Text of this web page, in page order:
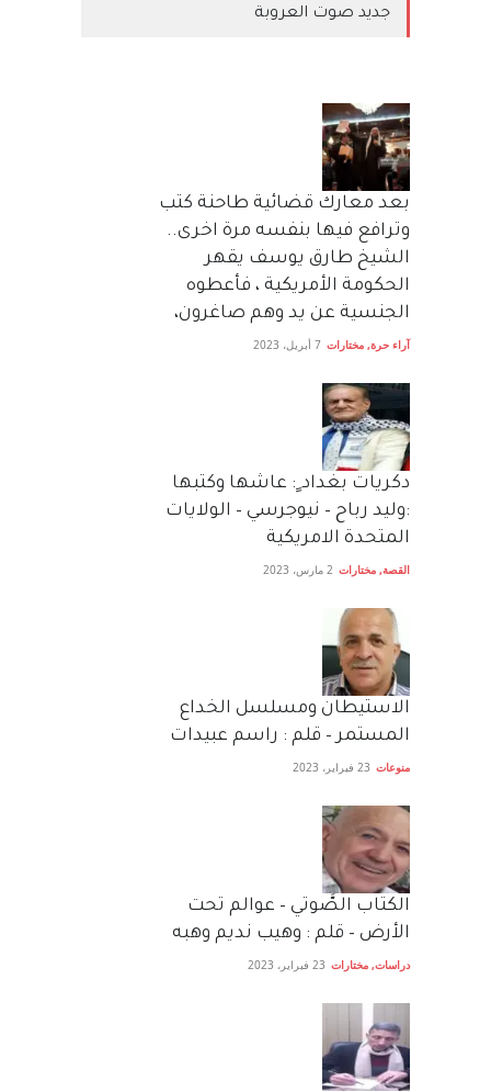
جديد صوت العروبة
بعد معارك قضائية طاحنة كتب
وترافع فيها بنفسه مرة اخرى..
الشيخ طارق يوسف يقهر
الحكومة الأمريكية ، فأعطوه
الجنسية عن يد وهم صاغرون،
آراء حرة, مختارات 7 أبريل، 2023
دكريات بغداد ٍ: عاشها وكتبها
:وليد رباح – نيوجرسي – الولايات
المتحدة الامريكية
القصة, مختارات 2 مارس، 2023
الاستيطان ومسلسل الخداع
المستمر – قلم : راسم عبيدات
منوعات 23 فبراير، 2023
الكتاب الصَّوتي – عوالم تحت
الأرض – قلم : وهيب نديم وهبه
دراسات, مختارات 23 فبراير، 2023